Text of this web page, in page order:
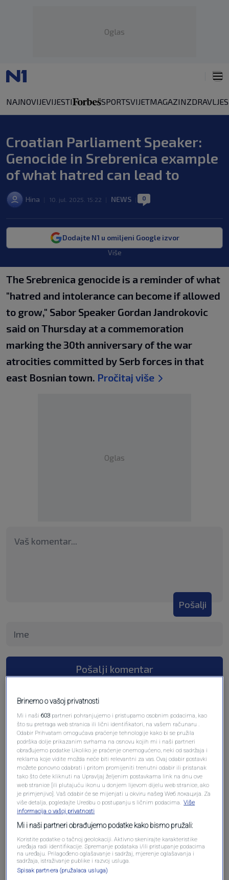
Oglas
NAJNOVIJEVIJESTI SPORTSVIJETMAGAZINZDRAVLJE
Croatian Parliament Speaker:
Genocide in Srebrenica example
of what hatred can lead to
Hina 10. jul. 2025. 15:22 NEWS 0
Dodajte N1 u omiljeni Google izvor
Više
The Srebrenica genocide is a reminder of what
"hatred and intolerance can become if allowed
to grow," Sabor Speaker Gordan Jandrokovic
said on Thursday at a commemoration
marking the 30th anniversary of the war
atrocities committed by Serb forces in that
east Bosnian town. Pročitaj više
Oglas
Pošalji
Pošalji komentar
Oglas
Brinemo o vašoj privatnosti
Mi i naši603 partneri pohranjujemo i pristupamo osobnim podacima, kao
što su pretraga web stranica ili lični identifikatori, na vašem računaru .
Odabir Prihvatam omogućava praćenje tehnologije kako bi se pružila
podrška dolje prikazanim svrhama na osnovu kojih mi i naši partneri
obrađujemo podatke Ukoliko je praćenje onemogućeno, neki od sadržaja i
reklama koje vidite možda neće biti relevantni za vas. Ovaj odabir postavki
možete ponovno odabrati i pritom promijeniti trenutni odabir ili pristanak
tako što ćete kliknuti na Upravljaj željenim postavkama link na dnu ove
web stranice [ili plutajuću ikonu u donjem lijevom dijelu web stranice, ako
je primjenjivo]. Vaš odabir će se mijenjati u okviru našeg Wеб локација. Za
više detalja, pogledajte Uredbu o postupanju s ličnim podacima. Više
informacija o vašoj privatnosti
Mi i naši partneri obrađujemo podatke kako bismo pružali:
Koristite podatke o tačnoj geolokaciji. Aktivno skenirajte karakteristike
uređaja radi identifikacije. Spremanje podataka i/ili pristupanje podacima
na uređaju. Prilagođeno oglašavanje i sadržaj, mjerenje oglašavanja i
sadržaja, istraživanje publike i razvoj usluga.
Spisak partnera (pružalaca usluga)